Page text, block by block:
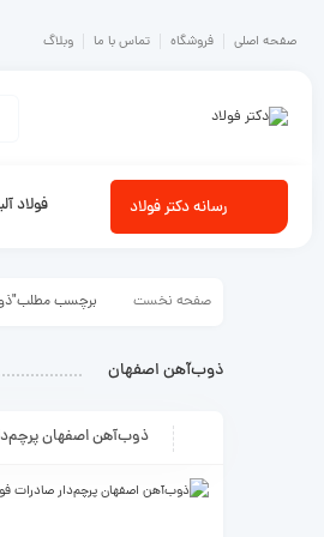
صفحه اصلی فروشگاه تماس با ما وبلاگ
رسانه دکتر فولاد فولاد
صفحه نخست برچسب
ذوب‌‌‌آهن اصفهان
ذوب‌‌‌آهن اصفهان